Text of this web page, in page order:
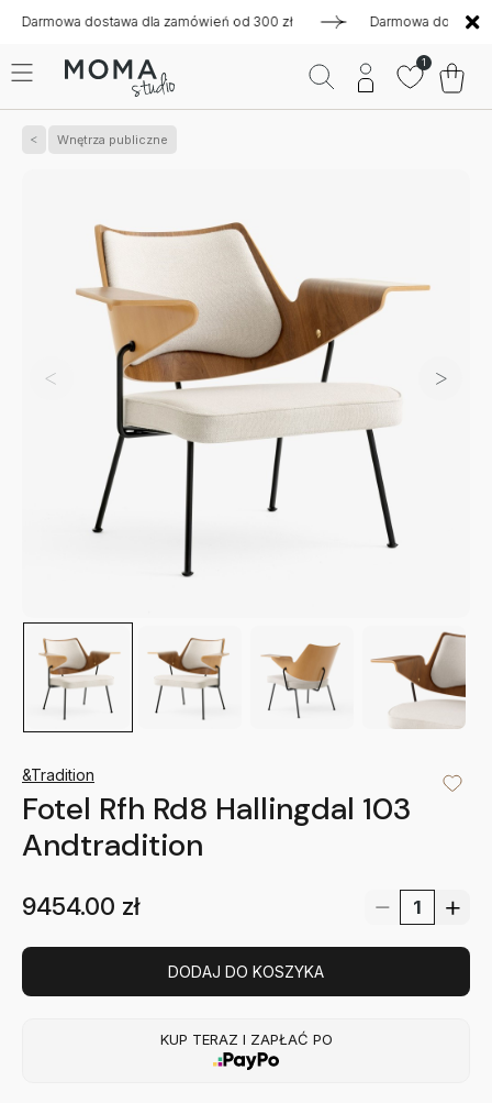
dostawa dla zamówień od 300 zł Darmowa dostawa dla
1
Wnętrza publiczne
&Tradition
Fotel Rfh Rd8 Hallingdal 103
Andtradition
9454.00 zł
DODAJ DO KOSZYKA
KUP TERAZ I ZAPŁAĆ PO